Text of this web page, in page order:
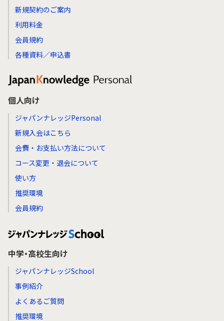
新規契約のご案内
利用料金
会員規約
各種資料／申込書
個人向け
ジャパンナレッジPersonal
新規入会はこちら
会費・お支払い方法について
コース変更・退会について
使い方
推奨環境
会員規約
中学・高校生向け
ジャパンナレッジSchool
事例紹介
よくあるご質問
推奨環境